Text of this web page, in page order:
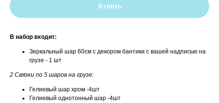
Купить
В набор входит:
Зеркальный шар 60см с декором бантики с вашей надписью на
грузе - 1 шт
2 Связки по 5 шаров на грузе:
Гелиевый шар хром -4шт
Гелиевый однотонный шар -4шт